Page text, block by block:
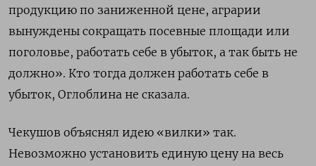
продукцию по заниженной цене, аграрии
вынуждены сокращать посевные площади или
поголовье, работать себе в убыток, а так быть не
должно». Кто тогда должен работать себе в
убыток, Оглоблина не сказала.
Чекушов объяснял идею «вилки» так.
Невозможно установить единую цену на весь